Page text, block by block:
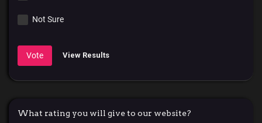
Not Sure
Vote View Results
What rating you will give to our website?